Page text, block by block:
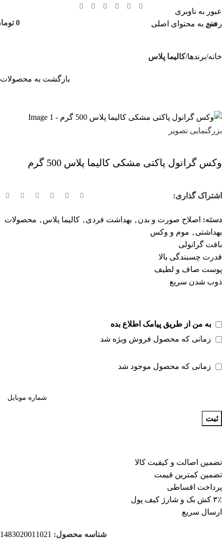
عبور به ناوبری
رفتن به محتوای اصلی
منو 0
خانه برندها کالیما پلاس
بازگشت به محصولات
بزرگنمایی تصویر
وکس گرانول پاکتی مشکی کالیما پلاس 500 گرم
اشتراک گذاری:
دسته: اصلاح صورت و بدن , بهداشت فردی , کالیما پلاس , محصولات
بهداشتی , موم و وکس
بافت گرانولی
قدرت چسبندگی بالا
پوست صاف و لطیف
ذوب شدن سریع
به من از طریق پیامک اطلاع بده
زمانی که محصول فروش ویژه شد
زمانی که محصول موجود شد
ثبت
تضمین اصالت و کیفیت کالا
تضمین کمترین قیمت
پرداخت اقساطی
۳٪ کش بک و شارژ کیف پول
ارسال سریع
شناسه محصول: 1483020011021